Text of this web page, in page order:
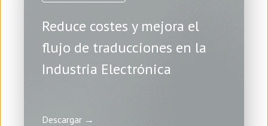
Reduce costes y mejora el
flujo de traducciones en la
Industria Electrónica
Descargar →